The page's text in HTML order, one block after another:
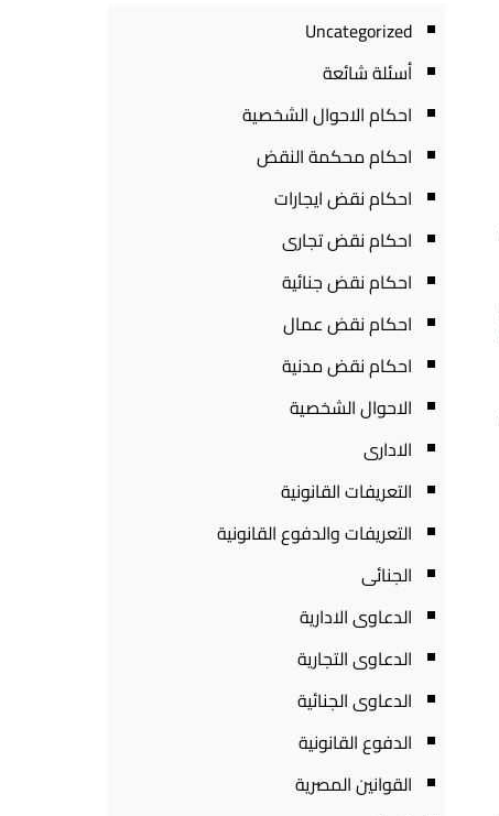
Uncategorized
أسئلة شائعة
احكام الاحوال الشخصية
احكام محكمة النقض
احكام نقض ايجارات
احكام نقض تجارى
احكام نقض جنائية
احكام نقض عمال
احكام نقض مدنية
الاحوال الشخصية
الادارى
التعريفات القانونية
التعريفات والدفوع القانونية
الجنائى
الدعاوى الادارية
الدعاوى التجارية
الدعاوى الجنائية
الدفوع القانونية
القوانين المصرية